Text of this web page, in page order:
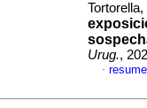
Urug.,
·